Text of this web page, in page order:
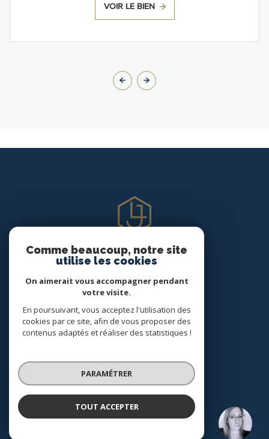
Lauryne BRON
VOIR LE BIEN
AGENCE IMMOBILIÈRE LES JULIETTES
12 route du Téléphérique
74110Morzine
agence@lesjuliettesimmo.com
VOTRE ESPACE
Comme beaucoup, notre site
utilise les cookies
On aimerait vous accompagner pendant
votre visite.
En poursuivant, vous acceptez l'utilisation des
cookies par ce site, afin de vous proposer des
contenus adaptés et réaliser des statistiques !
PARAMÉTRER
TOUT ACCEPTER